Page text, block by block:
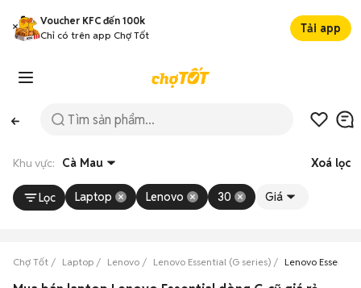
Voucher KFC đến 100k
Chỉ có trên app Chợ Tốt
Tải app
Khu vực: Cà Mau Xoá lọc
Lọc Laptop Lenovo 30 Giá
Chợ Tốt Laptop Lenovo Lenovo Essential (G series) Lenovo Essential